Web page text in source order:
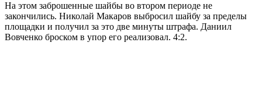
На этом заброшенные шайбы во втором периоде не
закончились. Николай Макаров выбросил шайбу за пределы
площадки и получил за это две минуты штрафа. Даниил
Вовченко броском в упор его реализовал. 4:2.